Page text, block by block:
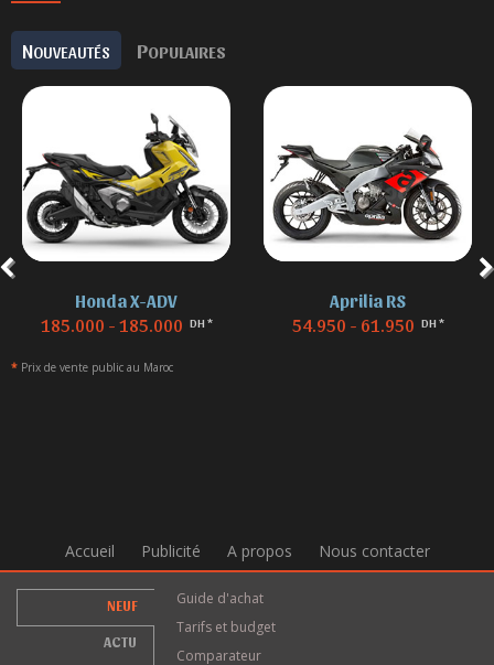
NOUVEAUTÉS POPULAIRES
Honda X-ADV
185.000 - 185.000 DH *
Aprilia RS
54.950 - 61.950 DH *
* Prix de vente public au Maroc
Accueil Publicité A propos Nous contacter
NEUF
ACTU
Guide d'achat
Tarifs et budget
Comparateur